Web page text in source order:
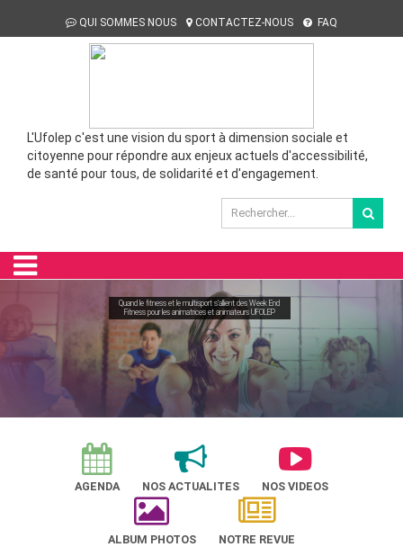
QUI SOMMES NOUS CONTACTEZ-NOUS FAQ
L'Ufolep c'est une vision du sport à dimension sociale et
citoyenne pour répondre aux enjeux actuels d'accessibilité,
de santé pour tous, de solidarité et d'engagement.
Quand le fitness et le multisport s'allient des Week End
Fitness pour les animatrices et animateurs UFOLEP
AGENDA NOS ACTUALITES NOS VIDEOS
ALBUM PHOTOS NOTRE REVUE